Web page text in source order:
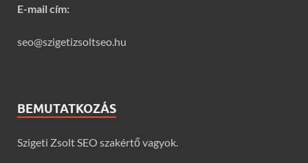
E-mail cím:
seo@szigetizsoltseo.hu
BEMUTATKOZÁS
Szigeti Zsolt SEO szakértő vagyok.